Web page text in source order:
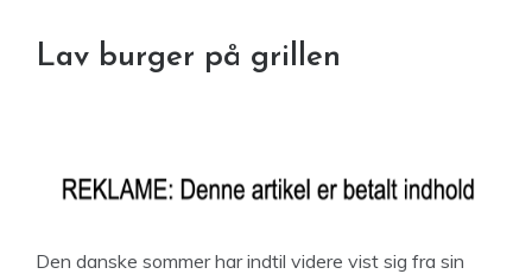
Lav burger på grillen
Den danske sommer har indtil videre vist sig fra sin